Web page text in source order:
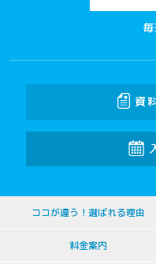
資
ココが違う！選ばれる理由
料金案内